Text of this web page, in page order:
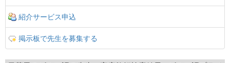
紹介サービス申込
掲示板で先生を募集する